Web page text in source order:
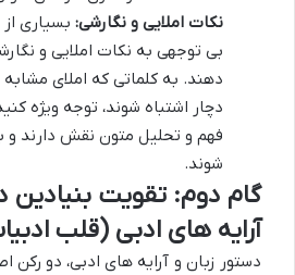
نکات املایی و نگارشی: بسیاری
بی توجهی به نکات املایی و
دهند. به کلماتی که املای
دچار اشتباه شوند، توجه ویژه
فهم و تحلیل متون نقش دارند و
شوند.
گام دوم: تقویت بنیادین
آرایه های ادبی (قلب
دستور زبان و آرایه های ادبی، دو